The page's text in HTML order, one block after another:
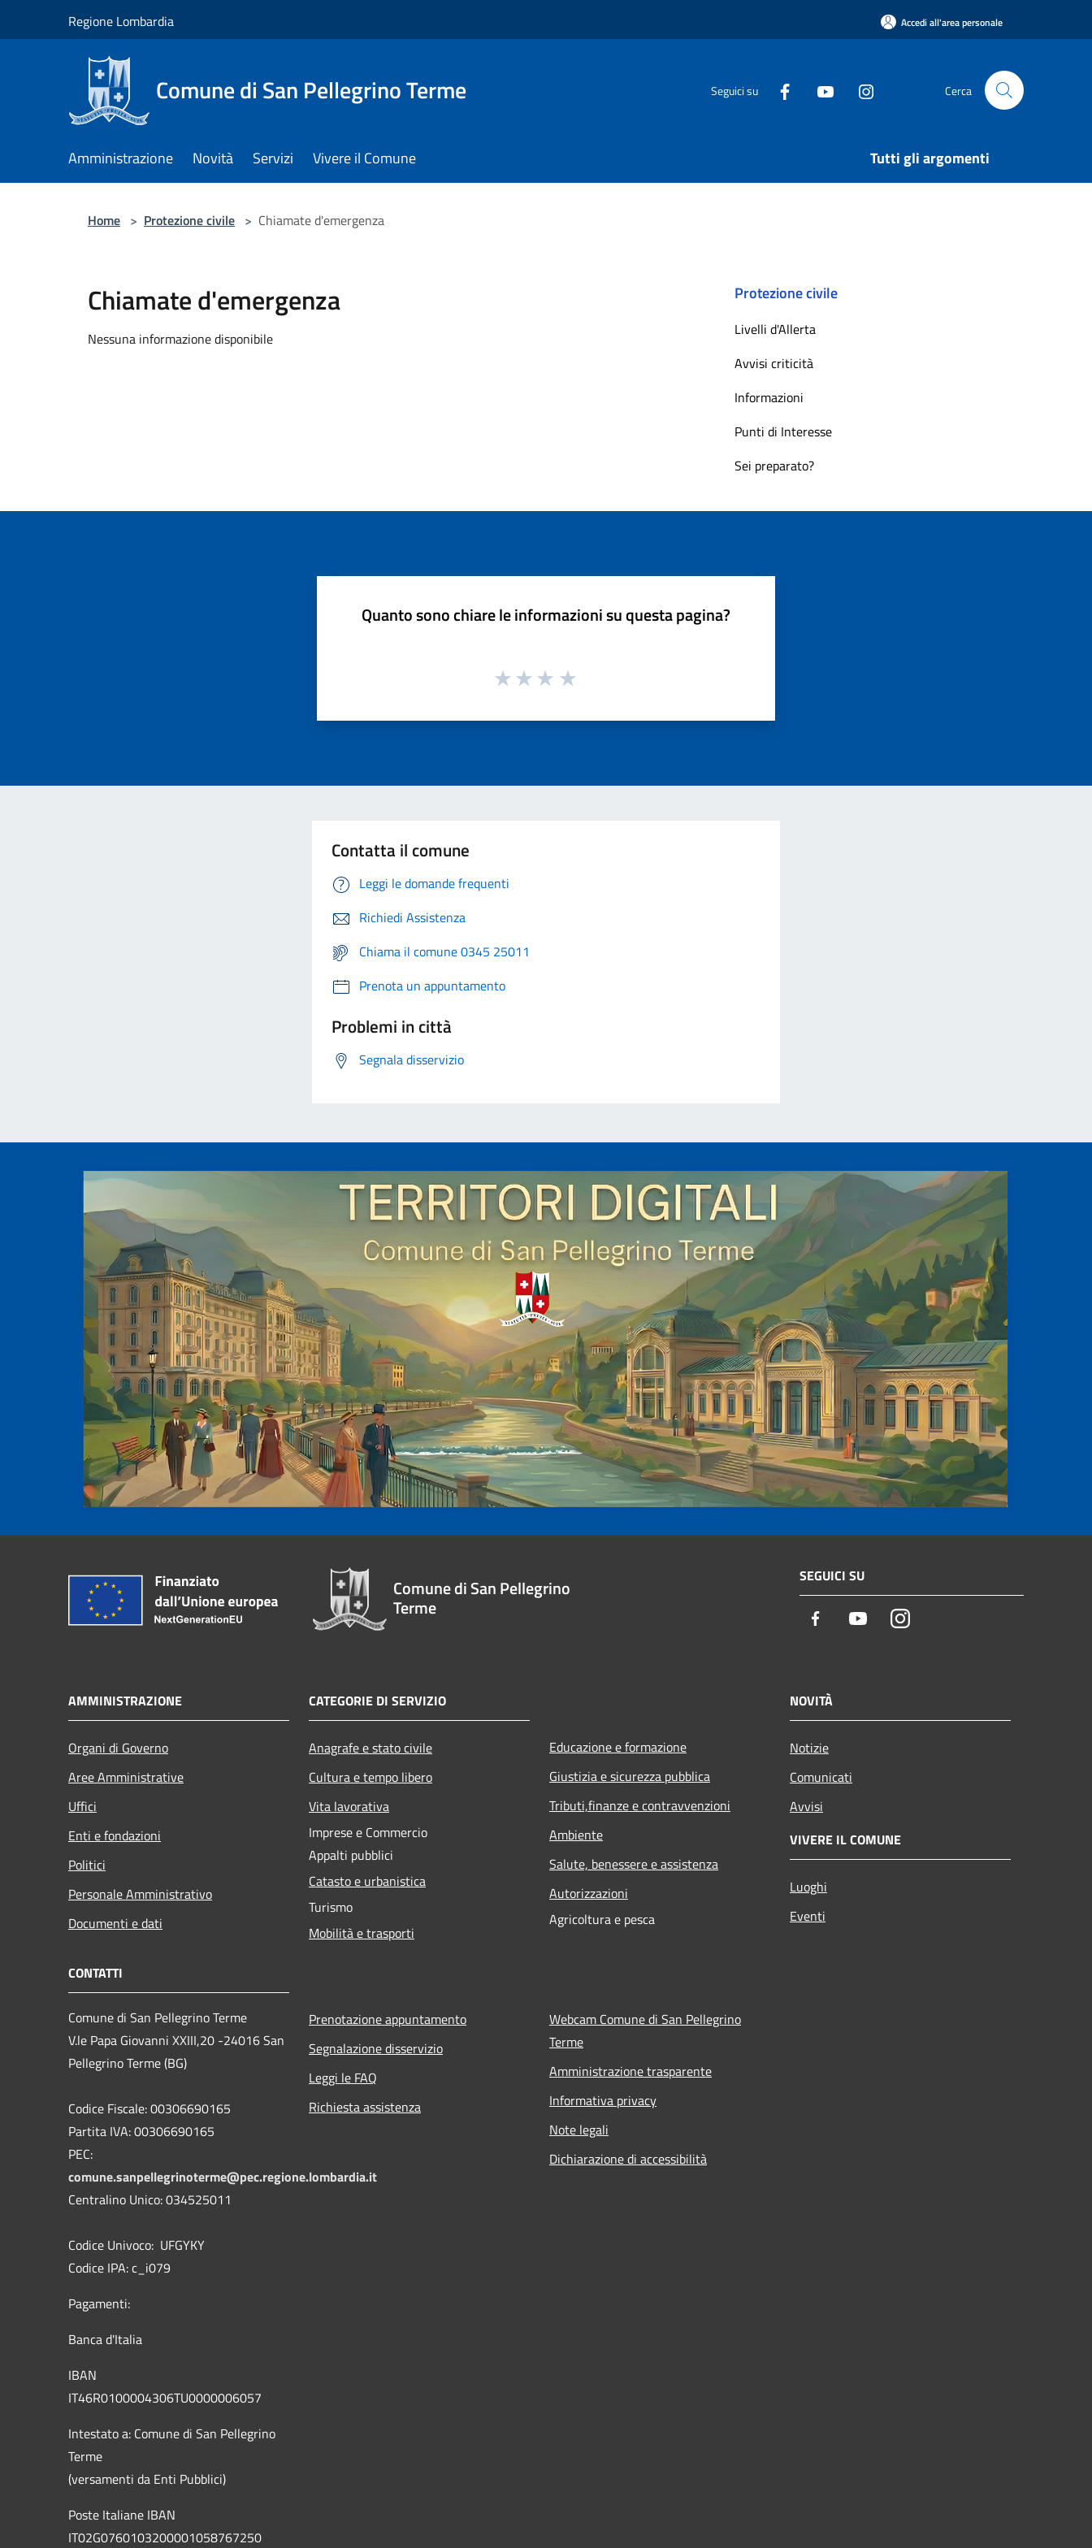
Regione Lombardia Accedi all'area personale
Comune di San Pellegrino Terme Seguici su Cerca
Amministrazione Novità Servizi Vivere il Comune Tutti gli argomenti
Home > Protezione civile > Chiamate d'emergenza
Chiamate d'emergenza
Nessuna informazione disponibile
Protezione civile
Livelli d'Allerta
Avvisi criticità
Informazioni
Punti di Interesse
Sei preparato?
Quanto sono chiare le informazioni su questa pagina?
Contatta il comune
Leggi le domande frequenti
Richiedi Assistenza
Chiama il comune 0345 25011
Prenota un appuntamento
Problemi in città
Segnala disservizio
Comune di San Pellegrino
Terme
SEGUICI SU
Facebook YoutubeInstagram
AMMINISTRAZIONE
Organi di Governo
Aree Amministrative
Uffici
Enti e fondazioni
Politici
Personale Amministrativo
Documenti e dati
CATEGORIE DI SERVIZIO
Anagrafe e stato civile
Cultura e tempo libero
Vita lavorativa
Imprese e Commercio
Appalti pubblici
Catasto e urbanistica
Turismo
Mobilità e trasporti
Educazione e formazione
Giustizia e sicurezza pubblica
Tributi,finanze e contravvenzioni
Ambiente
Salute, benessere e assistenza
Autorizzazioni
Agricoltura e pesca
NOVITÀ
Notizie
Comunicati
Avvisi
VIVERE IL COMUNE
Luoghi
Eventi
CONTATTI
Comune di San Pellegrino Terme
V.le Papa Giovanni XXIII,20 -24016 San
Pellegrino Terme (BG)
Codice Fiscale: 00306690165
Partita IVA: 00306690165
PEC:
comune.sanpellegrinoterme@pec.regione.lombardia.it
Centralino Unico: 034525011
Codice Univoco: UFGYKY
Codice IPA: c_i079
Pagamenti:
Banca d'Italia
IBAN
IT46R0100004306TU0000006057
Intestato a: Comune di San Pellegrino
Terme
(versamenti da Enti Pubblici)
Poste Italiane IBAN
IT02G0760103200001058767250
Prenotazione appuntamento
Segnalazione disservizio
Leggi le FAQ
Richiesta assistenza
Webcam Comune di San Pellegrino
Terme
Amministrazione trasparente
Informativa privacy
Note legali
Dichiarazione di accessibilità